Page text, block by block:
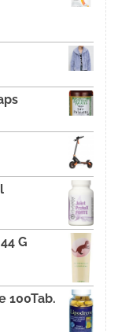
G
100Tab.